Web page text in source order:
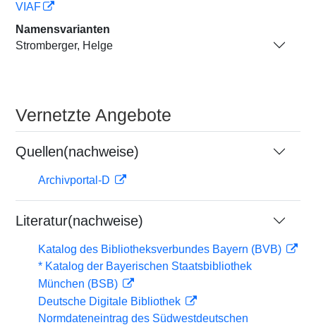
VIAF
Namensvarianten
Stromberger, Helge
Vernetzte Angebote
Quellen(nachweise)
Archivportal-D
Literatur(nachweise)
Katalog des Bibliotheksverbundes Bayern (BVB)
* Katalog der Bayerischen Staatsbibliothek
München (BSB)
Deutsche Digitale Bibliothek
Normdateneintrag des Südwestdeutschen